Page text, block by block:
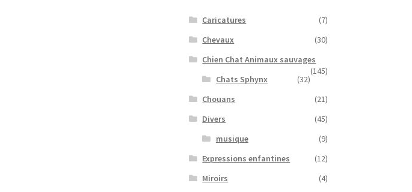
Caricatures
(7)
Chevaux
(30)
Chien Chat Animaux sauvages
(145)
Chats Sphynx
(32)
Chouans
(21)
Divers
(45)
musique
(9)
Expressions enfantines
(12)
Miroirs
(4)